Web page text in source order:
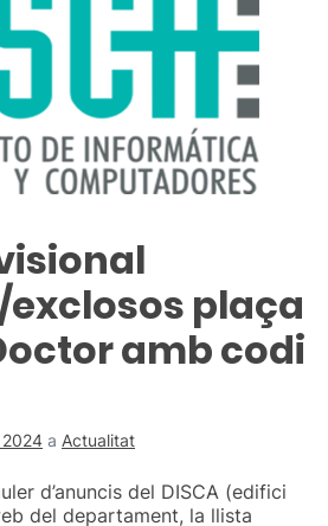
plaça
amb codi
a Actualitat
d’anuncis del DISCA (edifici
del departament, la llista